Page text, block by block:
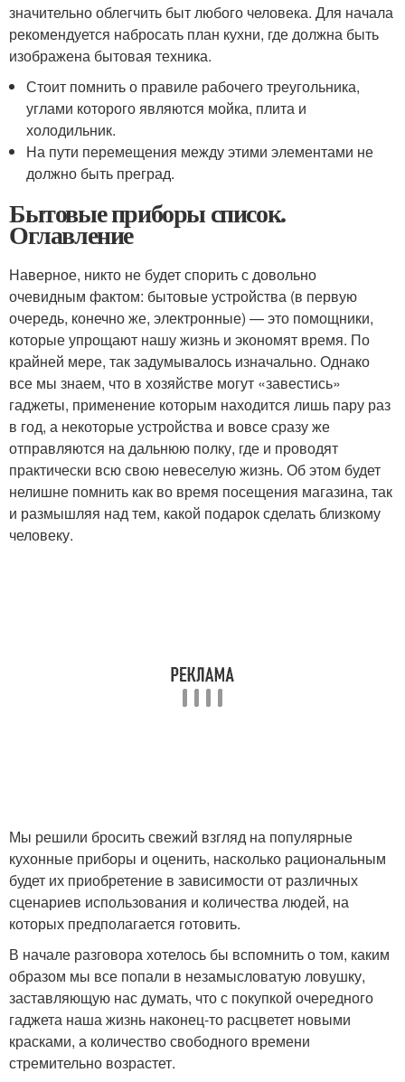
значительно облегчить быт любого человека. Для начала
рекомендуется набросать план кухни, где должна быть
изображена бытовая техника.
Стоит помнить о правиле рабочего треугольника,
углами которого являются мойка, плита и
холодильник.
На пути перемещения между этими элементами не
должно быть преград.
Бытовые приборы список.
Оглавление
Наверное, никто не будет спорить с довольно
очевидным фактом: бытовые устройства (в первую
очередь, конечно же, электронные) — это помощники,
которые упрощают нашу жизнь и экономят время. По
крайней мере, так задумывалось изначально. Однако
все мы знаем, что в хозяйстве могут «завестись»
гаджеты, применение которым находится лишь пару раз
в год, а некоторые устройства и вовсе сразу же
отправляются на дальнюю полку, где и проводят
практически всю свою невеселую жизнь. Об этом будет
нелишне помнить как во время посещения магазина, так
и размышляя над тем, какой подарок сделать близкому
человеку.
Мы решили бросить свежий взгляд на популярные
кухонные приборы и оценить, насколько рациональным
будет их приобретение в зависимости от различных
сценариев использования и количества людей, на
которых предполагается готовить.
В начале разговора хотелось бы вспомнить о том, каким
образом мы все попали в незамысловатую ловушку,
заставляющую нас думать, что с покупкой очередного
гаджета наша жизнь наконец-то расцветет новыми
красками, а количество свободного времени
стремительно возрастет.